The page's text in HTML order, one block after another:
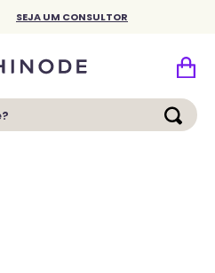
SEJA UM CONSULTOR